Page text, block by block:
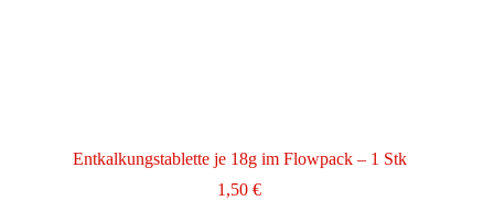
Entkalkungstablette je 18g im Flowpack – 1 Stk
1,50€